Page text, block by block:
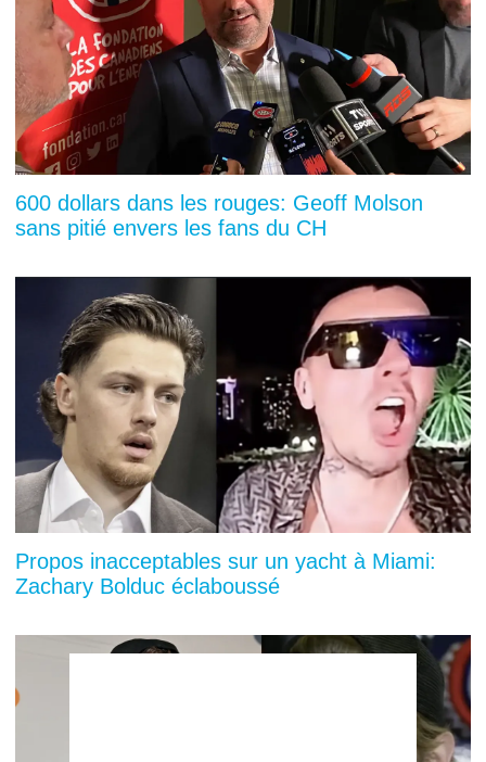
600 dollars dans les rouges: Geoff Molson
sans pitié envers les fans du CH
Propos inacceptables sur un yacht à Miami:
Zachary Bolduc éclaboussé